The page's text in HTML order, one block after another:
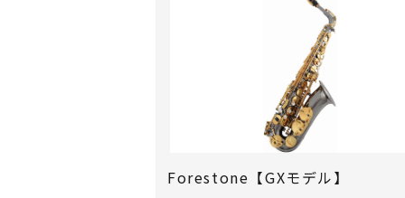
Forestone【GXモデル】